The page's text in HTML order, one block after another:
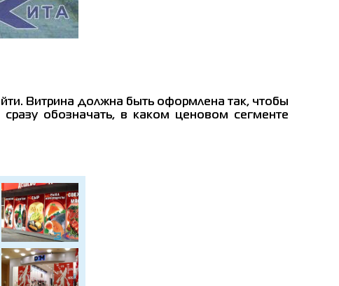
Витрина должна быть оформлена так, чтобы
обозначать, в каком ценовом сегменте